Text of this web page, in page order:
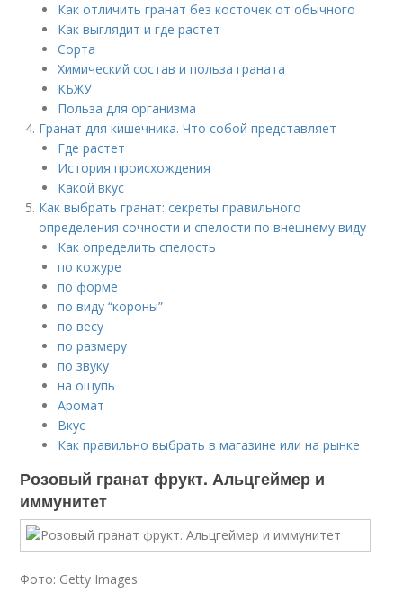
Как отличить гранат без косточек от обычного
Как выглядит и где растет
Сорта
Химический состав и польза граната
КБЖУ
Польза для организма
Гранат для кишечника. Что собой представляет
Где растет
История происхождения
Какой вкус
Как выбрать гранат: секреты правильного
определения сочности и спелости по внешнему виду
Как определить спелость
по кожуре
по форме
по виду “короны”
по весу
по размеру
по звуку
на ощупь
Аромат
Вкус
Как правильно выбрать в магазине или на рынке
Розовый гранат фрукт. Альцгеймер и
иммунитет
Фото: Getty Images